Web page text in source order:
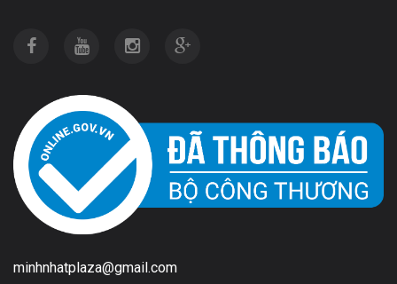
minhnhatplaza@gmail.com